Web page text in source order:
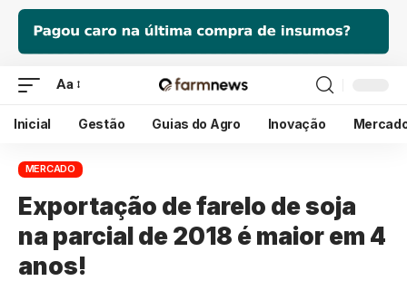
Aa
Inicial Gestão Guias do Agro Inovação
MERCADO
Exportação de farelo de soja
na parcial de 2018 é maior em 4
anos!